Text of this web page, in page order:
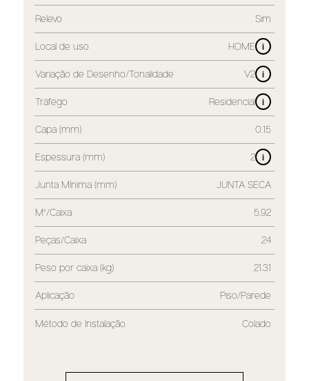
Relevo Sim
Local de uso HOME i
Variação de Desenho/Tonalidade V2 i
Tráfego Residencial i
Capa (mm) 0.15
Espessura (mm) 2 i
Junta Mínima (mm) JUNTA SECA
M²/Caixa 5.92
Peças/Caixa 24
Peso por caixa (kg) 21.31
Aplicação Piso/Parede
Método de Instalação Colado